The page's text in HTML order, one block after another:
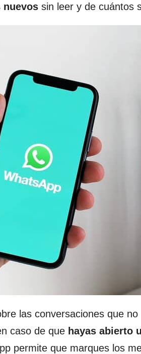
nuevos sin leer y de cuántos
las conversaciones que
caso de que hayas abierto
permite que marques los